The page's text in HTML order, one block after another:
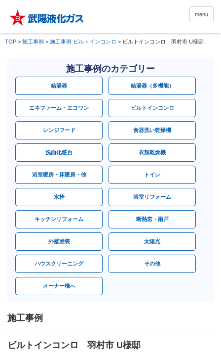
menu
TOP > 施工事例 > 施工事例 ビルトインコンロ > ビルトインコンロ 羽村市 U様邸
施工事例のカテゴリー
給湯器 給湯器（多機能）
エネファーム・エコワン ビルトインコンロ
レンジフード 食器洗い乾燥機
洗面化粧台 衣類乾燥機
浴室暖房・床暖房・他 トイレ
水栓 浴室リフォーム
キッチンリフォーム 断熱窓・雨戸
外壁塗装 太陽光
ハウスクリーニング その他
オーナー様へ
施工事例
ビルトインコンロ 羽村市 U様邸